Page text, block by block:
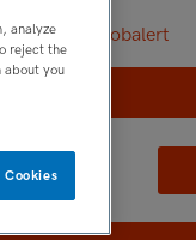
Jobalert
analyze
reject the
about you